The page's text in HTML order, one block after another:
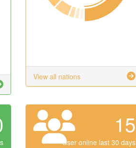
View all nations
15
User online last 30 days